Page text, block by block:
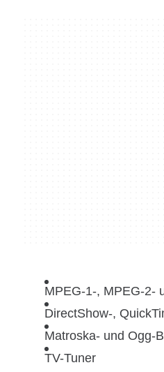
MPEG-1-, MPEG-2-
DirectShow-,
Matroska- und Ogg-
TV-Tuner